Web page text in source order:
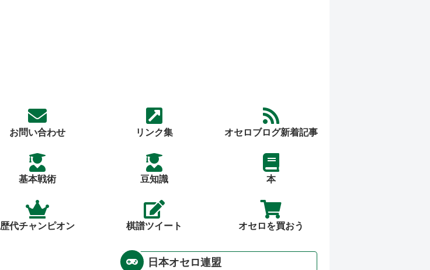
お問い合わせ リンク集 オセロブログ新着記事
基本戦術 豆知識 本
歴代チャンピオン 棋譜ツイート オセロを買おう
日本オセロ連盟